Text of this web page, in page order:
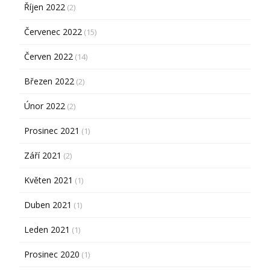
Říjen 2022 (2)
Červenec 2022 (15)
Červen 2022 (14)
Březen 2022 (2)
Únor 2022 (2)
Prosinec 2021 (1)
Září 2021 (2)
Květen 2021 (1)
Duben 2021 (1)
Leden 2021 (1)
Prosinec 2020 (1)